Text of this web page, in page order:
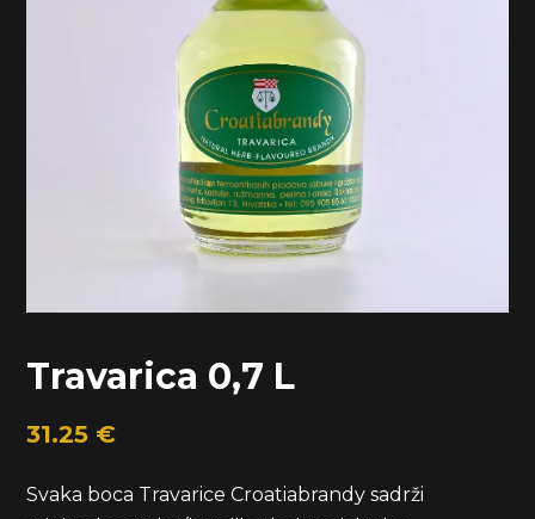
Travarica 0,7 L
31.25 €
Svaka boca Travarice Croatiabrandy sadrži